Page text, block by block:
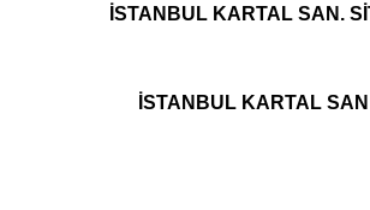
İSTANBUL KARTAL SAN.
İSTANBUL KARTAL